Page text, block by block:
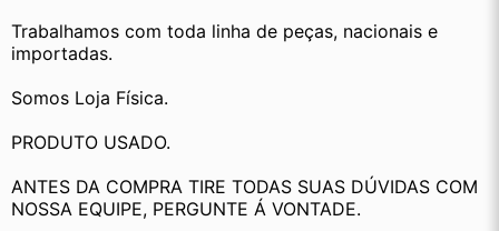
Trabalhamos com toda linha de peças, nacionais e
importadas.
Somos Loja Física.
PRODUTO USADO.
ANTES DA COMPRA TIRE TODAS SUAS DÚVIDAS COM
NOSSA EQUIPE, PERGUNTE Á VONTADE.